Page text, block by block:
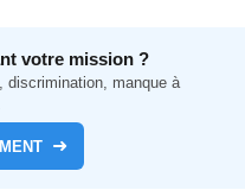
votre mission ?
discrimination, manque à